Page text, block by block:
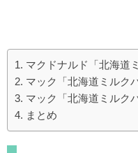
マクドナルド「北海道
マック「北海道ミルク
マック「北海道ミルク
まとめ